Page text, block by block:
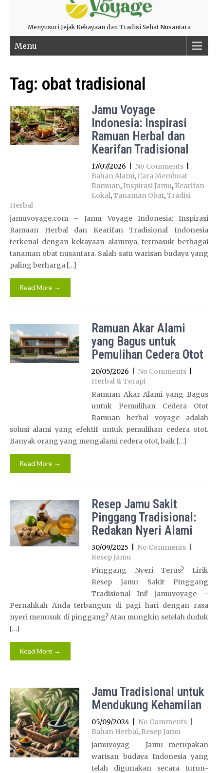
Menyusuri Jejak Kekayaan dan Tradisi Sehat Nusantara
Menu
Tag: obat tradisional
Jamu Voyage
Indonesia: Inspirasi
Ramuan Herbal dan
Kearifan Tradisional
17/07/2026 No Comments
Bahan Alami, Cara Membuat
Ramuan, Inspirasi Jamu, Kearifan
Lokal,Tanaman Obat,Tradisi
Herbal
jamuvoyage.com – Jamu Voyage Indonesia: Inspirasi
Ramuan Herbal dan Kearifan Tradisional Indonesia
terkenal dengan kekayaan alamnya, termasuk berbagai
tanaman obat nusantara. Salah satu warisan budaya yang
paling berharga […]
Read More →
Ramuan Akar Alami
yang Bagus untuk
Pemulihan Cedera Otot
20/05/2026 No Comments
Herbal & Terapi
Ramuan Akar Alami yang Bagus
untuk Pemulihan Cedera Otot
Ramuan herbal voyage adalah
solusi alami yang efektif untuk pemulihan cedera otot.
Banyak orang yang mengalami cedera otot, baik […]
Read More →
Resep Jamu Sakit
Pinggang Tradisional:
Redakan Nyeri Alami
30/09/2025 No Comments
Resep Jamu
Pinggang Nyeri Terus? Lirik
Resep Jamu Sakit Pinggang
Tradisional Ini! jamuvoyage –
Pernahkah Anda terbangun di pagi hari dengan rasa
nyeri menusuk di pinggang? Atau mungkin setelah duduk
[…]
Read More →
Jamu Tradisional untuk
Mendukung Kehamilan
05/09/2024 No Comments
Bahan Herbal, Resep Jamu
jamuvoyag – Jamu merupakan
warisan budaya Indonesia yang
telah digunakan secara turun-